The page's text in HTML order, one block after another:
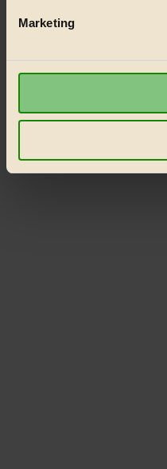
Marketing